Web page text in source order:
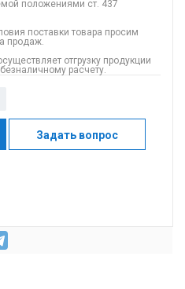
положениями ст. 437
поставки товара просим
продаж.
отгрузку продукции
расчету.
Задать вопрос